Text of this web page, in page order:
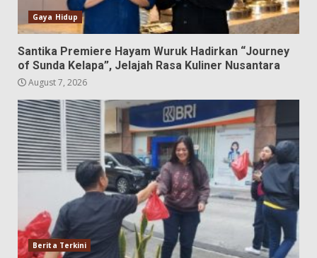
Gaya Hidup
Santika Premiere Hayam Wuruk Hadirkan “Journey
of Sunda Kelapa”, Jelajah Rasa Kuliner Nusantara
August 7, 2026
Berita Terkini